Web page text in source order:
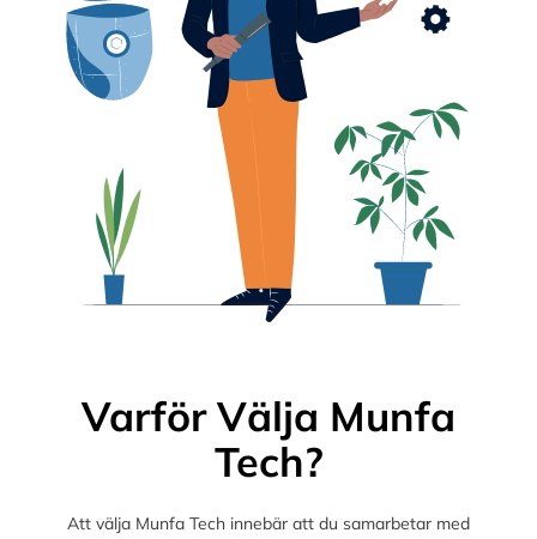
Varför Välja Munfa
Tech?
Att välja Munfa Tech innebär att du samarbetar med